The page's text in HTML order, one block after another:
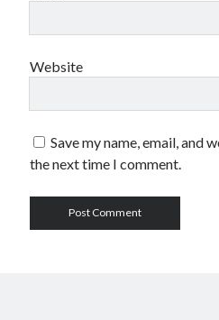
Website
Save my name, email, and
the next time I comment.